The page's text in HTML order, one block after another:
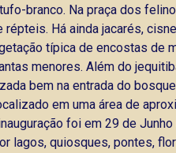
branco. Na praça dos
Há ainda jacarés,
típica de encostas
menores. Além do
bem na entrada do
em uma área de
foi em 29 de
lagos, quiosques, pontes,